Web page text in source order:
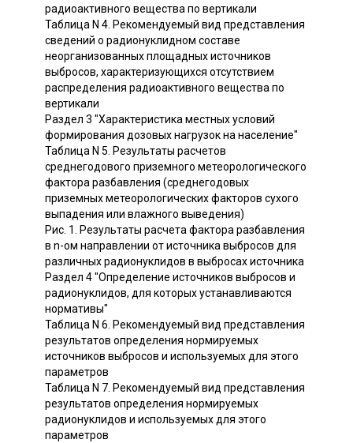
радиоактивного вещества по вертикали
Таблица N 4. Рекомендуемый вид представления
сведений о радионуклидном составе
неорганизованных площадных источников
выбросов, характеризующихся отсутствием
распределения радиоактивного вещества по
вертикали
Раздел 3 "Характеристика местных условий
формирования дозовых нагрузок на население"
Таблица N 5. Результаты расчетов
среднегодового приземного метеорологического
фактора разбавления (среднегодовых
приземных метеорологических факторов сухого
выпадения или влажного выведения)
Рис. 1. Результаты расчета фактора разбавления
в n-ом направлении от источника выбросов для
различных радионуклидов в выбросах источника
Раздел 4 "Определение источников выбросов и
радионуклидов, для которых устанавливаются
нормативы"
Таблица N 6. Рекомендуемый вид представления
результатов определения нормируемых
источников выбросов и используемых для этого
параметров
Таблица N 7. Рекомендуемый вид представления
результатов определения нормируемых
радионуклидов и используемых для этого
параметров